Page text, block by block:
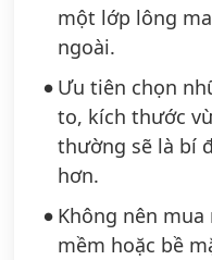
một lớp lông
ngoài.
Ưu tiên chọn
to, kích thước
thường sẽ là bí
hơn.
Không nên
mềm hoặc bề